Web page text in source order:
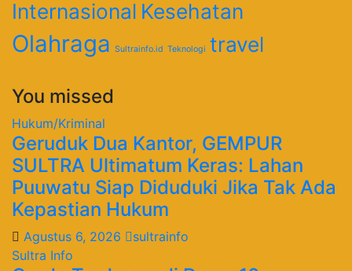
Internasional Kesehatan
Olahraga Sultrainfo.id Teknologi travel
You missed
Hukum/Kriminal
Geruduk Dua Kantor, GEMPUR
SULTRA Ultimatum Keras: Lahan
Puuwatu Siap Diduduki Jika Tak Ada
Kepastian Hukum
Agustus 6, 2026
sultrainfo
Sultra Info